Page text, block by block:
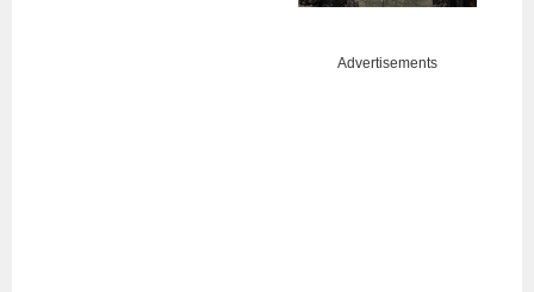
Advertisements